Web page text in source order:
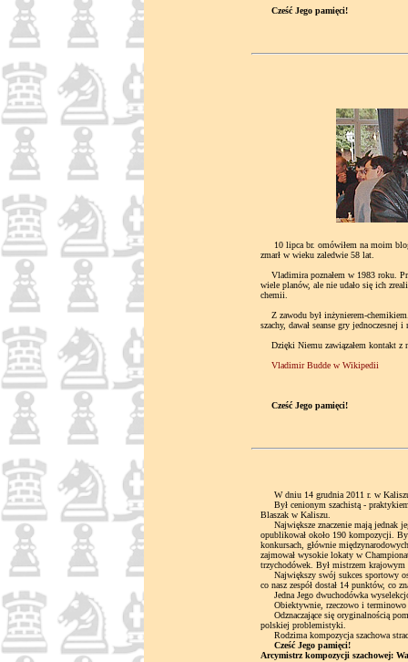
Cześć Jego pamięci!
10 lipca br. omówiłem na moim
zmarł w wieku zaledwie 58 lat.
Vladimira poznałem w 1983 roku.
wiele planów, ale nie udało się ich
chemii.
Z zawodu był inżynierem-
szachy, dawał seanse gry jednoczesnej
Dzięki Niemu zawiązałem kontakt z
Vladimir Budde w Wikipedii
Cześć Jego pamięci!
W dniu 14 grudnia 2011 r. w Kaliszu
Był cenionym szachistą -
Blaszak w Kaliszu.
Największe znaczenie mają jednak
opublikował około 190 kompozycji.
konkursach, głównie
zajmował wysokie lokaty w
trzychodówek. Był mistrzem
Największy swój sukces sportowy
co nasz zespół dostał 14 punktów, co
Jedna Jego dwuchodówka
Obiektywnie, rzeczowo i terminowo
Odznaczające się oryginalnością
polskiej problemistyki.
Rodzima kompozycja szachowa
Cześć Jego pamięci!
Arcymistrz kompozycji szachowej: